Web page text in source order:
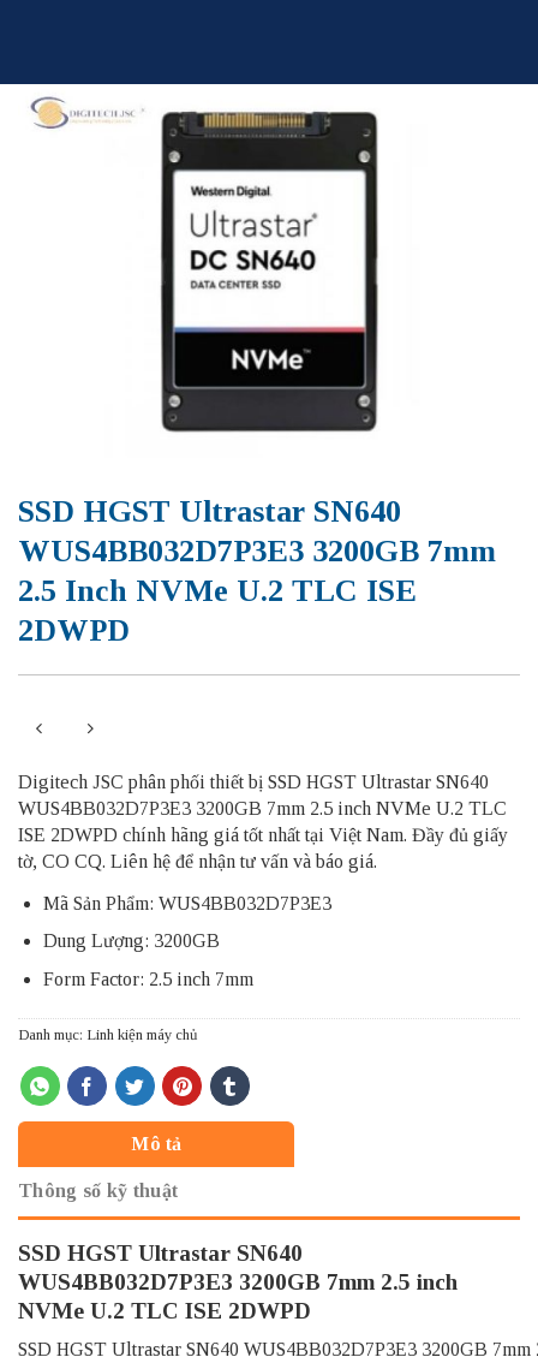
SSD HGST Ultrastar SN640
WUS4BB032D7P3E3 3200GB 7mm
2.5 Inch NVMe U.2 TLC ISE
2DWPD
Digitech JSC phân phối thiết bị SSD HGST Ultrastar SN640
WUS4BB032D7P3E3 3200GB 7mm 2.5 inch NVMe U.2 TLC
ISE 2DWPD chính hãng giá tốt nhất tại Việt Nam. Đầy đủ giấy
tờ, CO CQ. Liên hệ để nhận tư vấn và báo giá.
Mã Sản Phẩm: WUS4BB032D7P3E3
Dung Lượng: 3200GB
Form Factor: 2.5 inch 7mm
Danh mục: Linh kiện máy chủ
Mô tả
Thông số kỹ thuật
SSD HGST Ultrastar SN640
WUS4BB032D7P3E3 3200GB 7mm 2.5 inch
NVMe U.2 TLC ISE 2DWPD
SSD HGST Ultrastar SN640 WUS4BB032D7P3E3 3200GB